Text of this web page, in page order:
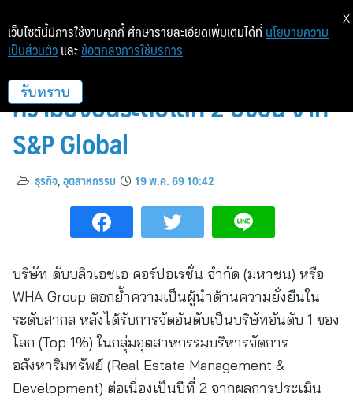
WHA Group คว้าอันดับ 1 ด้าน
ความยั่งยืนระดับโลก 2 ปีซ้อน จาก
S&P Global
ธุรกิจ,อุตสาหกรรม 19 พ.ค. 69 10:42
บริษัท ดับบลิวเอชเอ คอร์ปอเรชั่น จำกัด (มหาชน) หรือ
WHA Group ตอกย้ำความเป็นผู้นำด้านความยั่งยืนใน
ระดับสากล หลังได้รับการจัดอันดับเป็นบริษัทอันดับ 1 ของ
โลก (Top 1%) ในกลุ่มอุตสาหกรรมบริหารจัดการ
อสังหาริมทรัพย์ (Real Estate Management &
Development) ต่อเนื่องเป็นปีที่ 2 จากผลการประเมิน
เว็บไซต์นี้มีการใช้งานคุกกี้ ศึกษารายละเอียดเพิ่มเติมได้ที่ นโยบายความ
เป็นส่วนตัว และ ข้อตกลงการใช้บริการ
รับทราบ
X